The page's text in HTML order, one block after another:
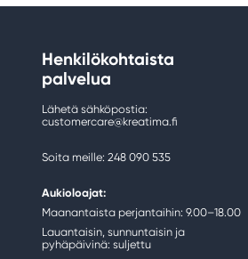
Henkilökohtaista
palvelua
Lähetä sähköpostia:
customercare@kreatima.fi
Soita meille: 248 090 535
Aukioloajat:
Maanantaista perjantaihin: 9.00–18.00
Lauantaisin, sunnuntaisin ja
pyhäpäivinä: suljettu